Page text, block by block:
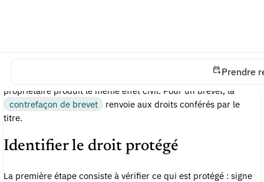
Prendre
Pour une marque, l’atteinte au droit du titulaire constitue une
contrefaçon. Pour un dessin ou modèle, l’atteinte aux droits du
propriétaire produit le même effet civil. Pour un brevet, la
contrefaçon de brevet
renvoie aux droits conférés par le
titre.
Identifier le droit protégé
La première étape consiste à vérifier ce qui est protégé : signe